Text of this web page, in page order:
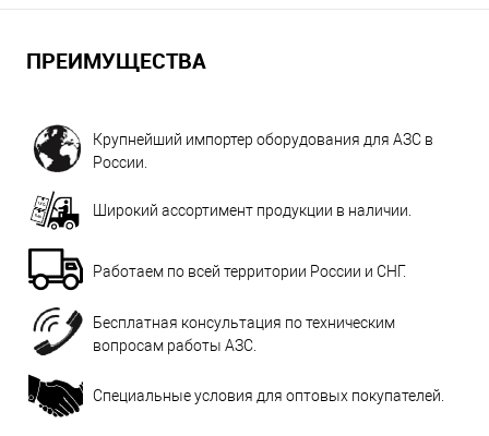
ПРЕИМУЩЕСТВА
Крупнейший импортер оборудования для АЗС в
России.
Широкий ассортимент продукции в наличии.
Работаем по всей территории России и СНГ.
Бесплатная консультация по техническим
вопросам работы АЗС.
Специальные условия для оптовых покупателей.